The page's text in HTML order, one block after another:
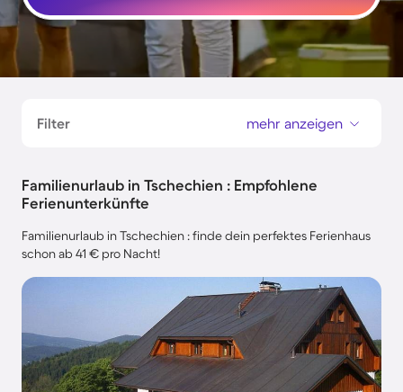
Filter mehr anzeigen
Familienurlaub in Tschechien : Empfohlene
Ferienunterkünfte
Familienurlaub in Tschechien : finde dein perfektes Ferienhaus
schon ab 41 € pro Nacht!